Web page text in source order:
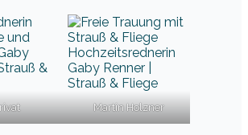
Martin Holzner